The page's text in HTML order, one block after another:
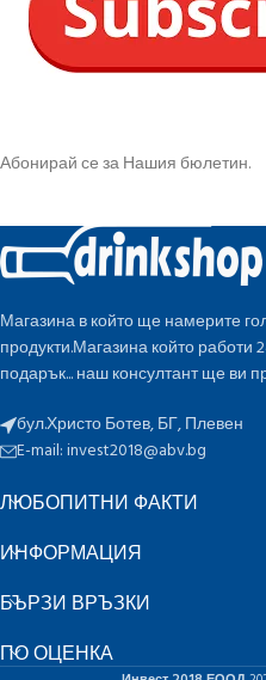
Абонирай се за Нашия бюлетин.
Магазина в който ще намерите
продукти.Магазина който
подарък... наш консултант ще ви
бул.Христо Ботев, БГ, Плевен
E-mail:invest2018@abv.bg
ЛЮБОПИТНИ ФАКТИ
ИНФОРМАЦИЯ
БЪРЗИ ВРЪЗКИ
ПО ОЦЕНКА